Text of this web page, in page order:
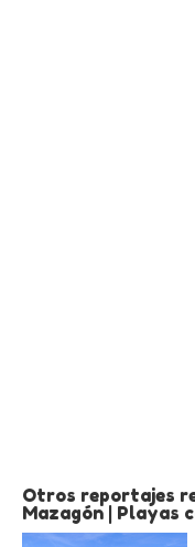
Otros reportajes
Mazagón | Playas